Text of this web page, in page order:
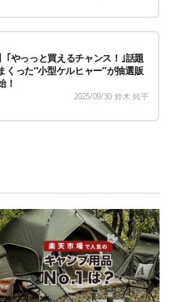
｢やっっと買えるチャンス！｣話題
くった‘‘小型ケルヒャー’’が抽選販
！
2025/09/30 鈴木 純平